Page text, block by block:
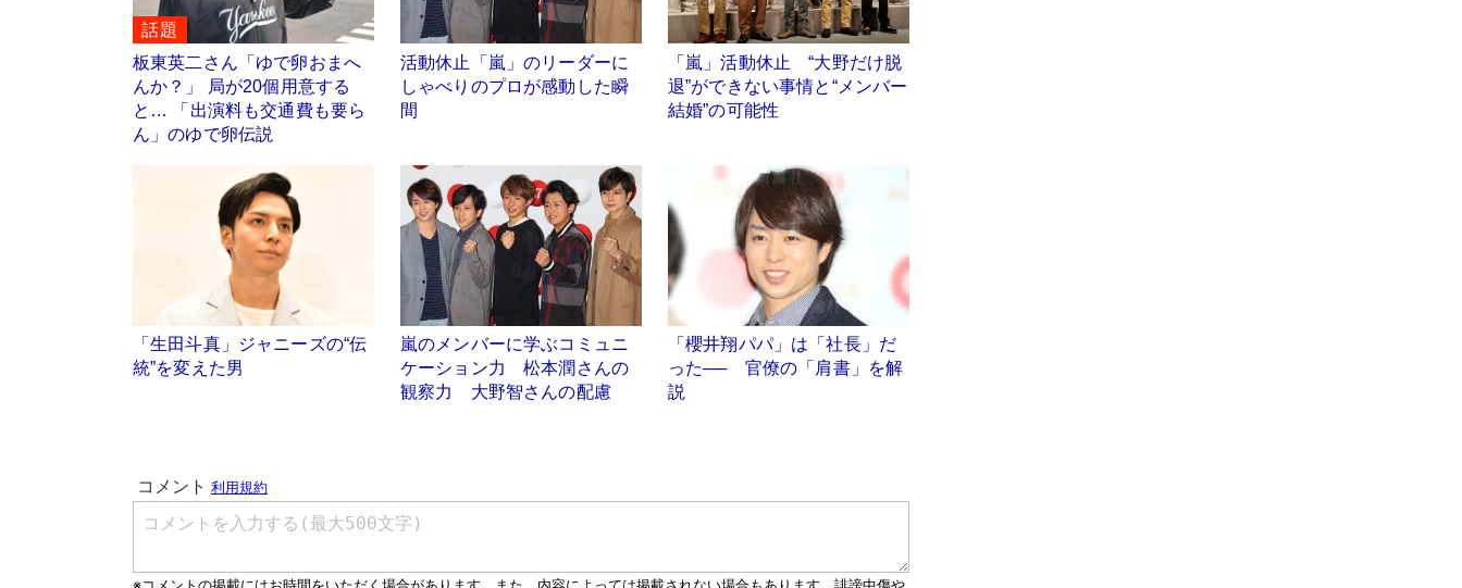
話題
板東英二さん「ゆで卵おまへ
んか？」 局が20個用意する
と… 「出演料も交通費も要ら
ん」のゆで卵伝説
活動休止「嵐」のリーダーに
しゃべりのプロが感動した瞬
間
「嵐」活動休止 “大野だけ脱
退”ができない事情と“メンバー
結婚”の可能性
「生田斗真」ジャニーズの“伝
統”を変えた男
嵐のメンバーに学ぶコミュニ
ケーション力 松本潤さんの
観察力 大野智さんの配慮
「櫻井翔パパ」は「社長」だ
った── 官僚の「肩書」を解
説